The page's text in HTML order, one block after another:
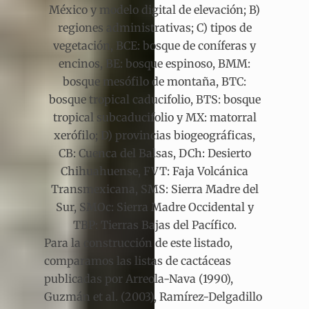
México y modelo digital de elevación; B)
regiones administrativas; C) tipos de
vegetación, BCE: bosque de coníferas y
encinos, BE: bosque espinoso, BMM:
bosque mesófilo de montaña, BTC:
bosque tropical caducifolio, BTS: bosque
tropical subcaducifolio y MX: matorral
xerófilo; D) provincias biogeográficas,
CB: Cuenca del Balsas, DCh: Desierto
Chihuahuense, FVT: Faja Volcánica
Transmexicana, SMS: Sierra Madre del
Sur, SMOc: Sierra Madre Occidental y
TBP: Tierras Bajas del Pacífico.
Para la construcción de este listado,
comparamos las listas de cactáceas
publicadas por Arreola-Nava (1990),
Guzmán et al. (2003), Ramírez-Delgadillo